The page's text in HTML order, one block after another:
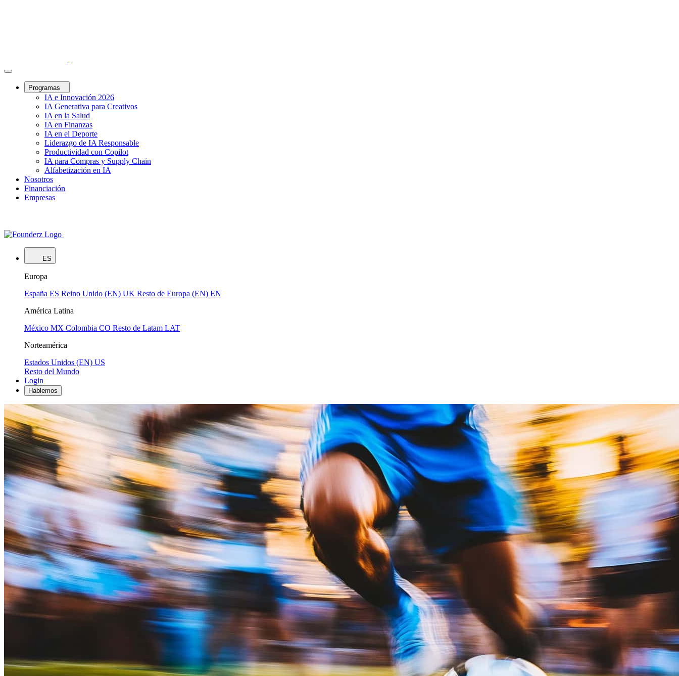
Programas
IA e Innovación 2026
IA Generativa para Creativos
IA en la Salud
IA en Finanzas
IA en el Deporte
Liderazgo de IA Responsable
Productividad con Copilot
IA para Compras y Supply Chain
Alfabetización en IA
Nosotros
Financiación
Empresas
ES
Europa
España ES Reino Unido (EN) UK Resto de Europa (EN) EN
América Latina
México MX Colombia CO Resto de Latam LAT
Norteamérica
Estados Unidos (EN) US
Resto del Mundo
Login
Hablemos